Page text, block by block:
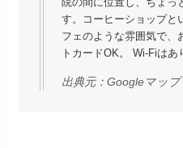
す。コーヒーショップと
フェのような雰囲気で、
トカードOK。 Wi-Fiはあ
出典元：Googleマップ